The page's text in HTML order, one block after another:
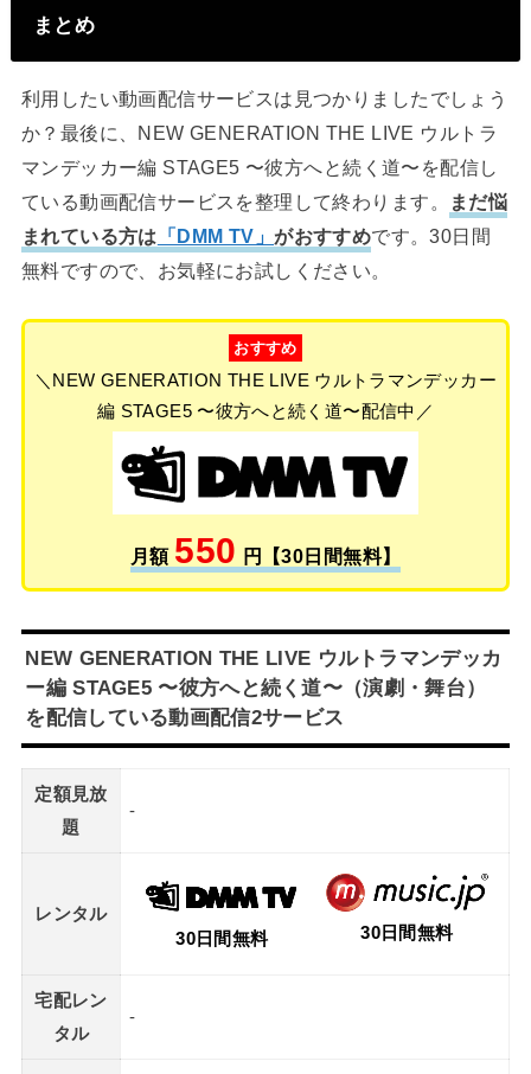
まとめ
利用したい動画配信サービスは見つかりましたでしょう
か？最後に、NEW GENERATION THE LIVE ウルトラ
マンデッカー編 STAGE5 〜彼方へと続く道〜を配信し
ている動画配信サービスを整理して終わります。
まだ悩
まれている方は 「DMM TV」がおすすめです。30日間
無料ですので、お気軽にお試しください。
おすすめ
＼NEW GENERATION THE LIVE ウルトラマンデッカー
編 STAGE5 〜彼方へと続く道〜配信中／
月額 550 円【30日間無料】
NEW GENERATION THE LIVE ウルトラマンデッカ
ー編 STAGE5 〜彼方へと続く道〜（演劇・舞台）
を配信している動画配信2サービス
定額見放
題
-
レンタル
30日間無料
30日間無料
宅配レン
タル
-